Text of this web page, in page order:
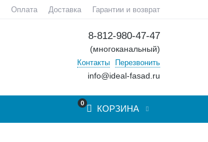
Оплата Доставка Гарантии и возврат
8-812-980-47-47
(многоканальный)
Контакты Перезвонить
info@ideal-fasad.ru
0
КОРЗИНА